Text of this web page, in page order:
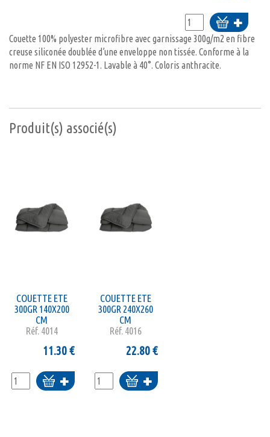
Ajouter
au
panier
Couette 100% polyester microfibre avec garnissage 300g/m2 en fibre
creuse siliconée doublée d’une enveloppe non tissée. Conforme à la
norme NF EN ISO 12952-1. Lavable à 40°. Coloris anthracite.
Produit(s) associé(s)
COUETTE ETE
300GR 140X200
CM
Réf. 4014
11.30€
Ajouter
au
COUETTE ETE
300GR 240X260
CM
Réf. 4016
22.80€
Ajouter
au